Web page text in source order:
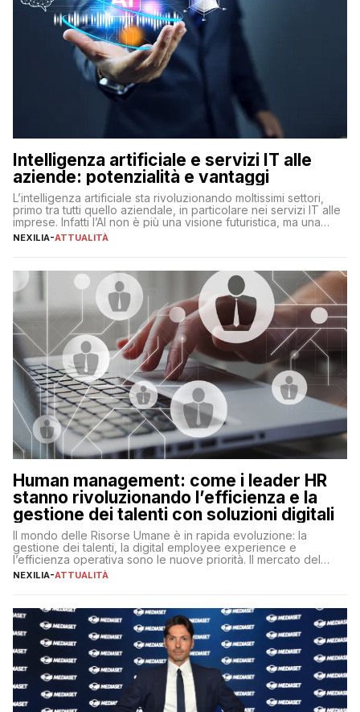
Intelligenza artificiale e servizi IT alle
aziende: potenzialità e vantaggi
L’intelligenza artificiale sta rivoluzionando moltissimi settori,
primo tra tutti quello aziendale, in particolare nei servizi IT alle
imprese. Infatti l’AI non è più una visione futuristica, ma una
realtà operativa che sta portando a un cambio significativo in
operazioni, bensì comporta […]
NEXILIA-ATTUALITÀ
Human management: come i leader HR
stanno rivoluzionando l’efficienza e la
gestione dei talenti con soluzioni digitali
Il mondo delle Risorse Umane è in rapida evoluzione: la
gestione dei talenti, la digital employee experience e
l’efficienza operativa sono le nuove priorità. Il mercato del
lavoro, d’altra parte, è sempre più competitivo con una lotta
NEXILIA-ATTUALITÀ